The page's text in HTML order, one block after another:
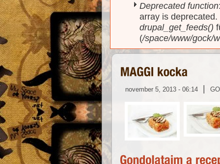
Deprecated function
array is
drupal_get_feeds()
(/space/www/gock/
november 5, 2013 - 06:14 |